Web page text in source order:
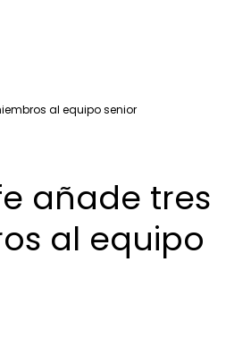
al equipo senior
añade tres
al equipo